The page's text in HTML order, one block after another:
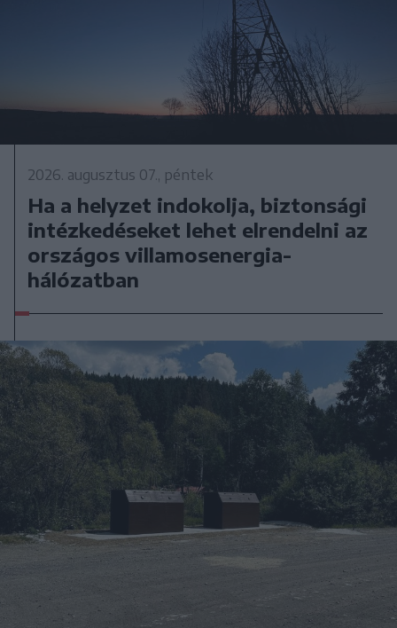
2026. augusztus 07., péntek
Ha a helyzet indokolja, biztonsági
intézkedéseket lehet elrendelni az
országos villamosenergia-
hálózatban